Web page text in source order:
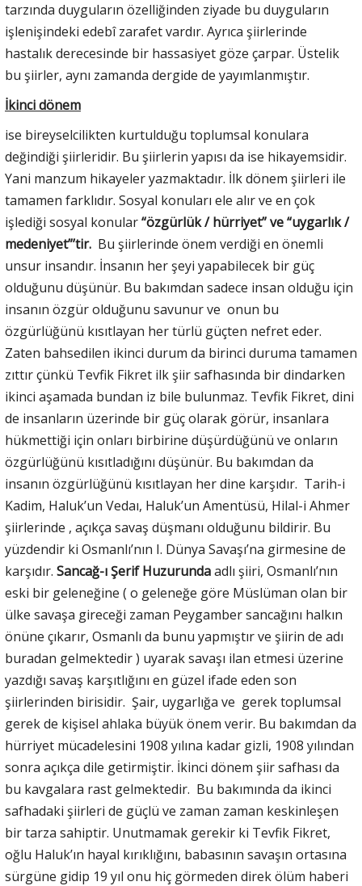
tarzında duyguların özelliğinden ziyade bu duyguların
işlenişindeki edebî zarafet vardır. Ayrıca şiirlerinde
hastalık derecesinde bir hassasiyet göze çarpar. Üstelik
bu şiirler, aynı zamanda dergide de yayımlanmıştır.
İkinci dönem
ise bireyselcilikten kurtulduğu toplumsal konulara
değindiği şiirleridir. Bu şiirlerin yapısı da ise hikayemsidir.
Yani manzum hikayeler yazmaktadır. İlk dönem şiirleri ile
tamamen farklıdır. Sosyal konuları ele alır ve en çok
işlediği sosyal konular“özgürlük / hürriyet” ve “uygarlık /
medeniyet”’tir. Bu şiirlerinde önem verdiği en önemli
unsur insandır. İnsanın her şeyi yapabilecek bir güç
olduğunu düşünür. Bu bakımdan sadece insan olduğu için
insanın özgür olduğunu savunur ve onun bu
özgürlüğünü kısıtlayan her türlü güçten nefret eder.
Zaten bahsedilen ikinci durum da birinci duruma tamamen
zıttır çünkü Tevfik Fikret ilk şiir safhasında bir dindarken
ikinci aşamada bundan iz bile bulunmaz. Tevfik Fikret, dini
de insanların üzerinde bir güç olarak görür, insanlara
hükmettiği için onları birbirine düşürdüğünü ve onların
özgürlüğünü kısıtladığını düşünür. Bu bakımdan da
insanın özgürlüğünü kısıtlayan her dine karşıdır. Tarih-i
Kadim, Haluk’un Vedaı, Haluk’un Amentüsü, Hilal-i Ahmer
şiirlerinde , açıkça savaş düşmanı olduğunu bildirir. Bu
yüzdendir ki Osmanlı’nın I. Dünya Savaşı’na girmesine de
karşıdır. Sancağ-ı Şerif Huzurundaadlı şiiri, Osmanlı’nın
eski bir geleneğine ( o geleneğe göre Müslüman olan bir
ülke savaşa gireceği zaman Peygamber sancağını halkın
önüne çıkarır, Osmanlı da bunu yapmıştır ve şiirin de adı
buradan gelmektedir ) uyarak savaşı ilan etmesi üzerine
yazdığı savaş karşıtlığını en güzel ifade eden son
şiirlerinden birisidir. Şair, uygarlığa ve gerek toplumsal
gerek de kişisel ahlaka büyük önem verir. Bu bakımdan da
hürriyet mücadelesini 1908 yılına kadar gizli, 1908 yılından
sonra açıkça dile getirmiştir. İkinci dönem şiir safhası da
bu kavgalara rast gelmektedir. Bu bakımında da ikinci
safhadaki şiirleri de güçlü ve zaman zaman keskinleşen
bir tarza sahiptir. Unutmamak gerekir ki Tevfik Fikret,
oğlu Haluk’ın hayal kırıklığını, babasının savaşın ortasına
sürgüne gidip 19 yıl onu hiç görmeden direk ölüm haberi